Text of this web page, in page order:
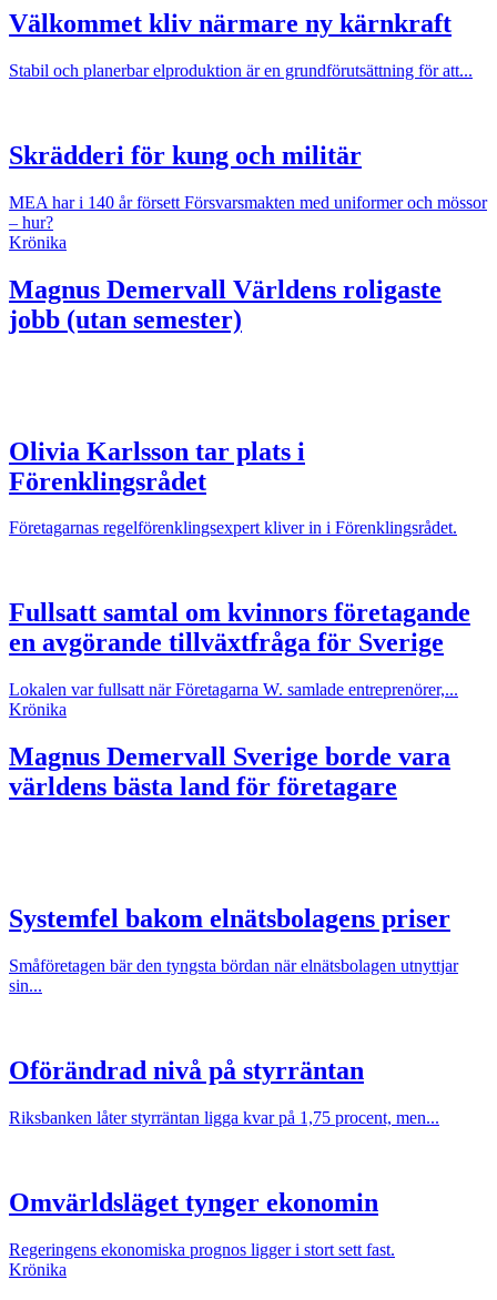
Välkommet kliv närmare ny kärnkraft
Stabil och planerbar elproduktion är en grundförutsättning för att...
Skrädderi för kung och militär
MEA har i 140 år försett Försvarsmakten med uniformer och mössor
– hur?
Krönika
Magnus Demervall Världens roligaste
jobb (utan semester)
Olivia Karlsson tar plats i
Förenklingsrådet
Företagarnas regelförenklingsexpert kliver in i Förenklingsrådet.
Fullsatt samtal om kvinnors företagande
en avgörande tillväxtfråga för Sverige
Lokalen var fullsatt när Företagarna W. samlade entreprenörer,...
Krönika
Magnus Demervall Sverige borde vara
världens bästa land för företagare
Systemfel bakom elnätsbolagens priser
Småföretagen bär den tyngsta bördan när elnätsbolagen utnyttjar
sin...
Oförändrad nivå på styrräntan
Riksbanken låter styrräntan ligga kvar på 1,75 procent, men...
Omvärldsläget tynger ekonomin
Regeringens ekonomiska prognos ligger i stort sett fast.
Krönika